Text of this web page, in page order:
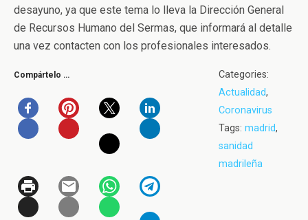
desayuno, ya que este tema lo lleva la Dirección General
de Recursos Humano del Sermas, que informará al detalle
una vez contacten con los profesionales interesados.
Compártelo …
Categories:
Actualidad,
Coronavirus
Tags: madrid,
sanidad
madrileña